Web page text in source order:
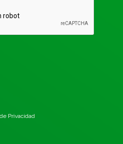
Privacidad